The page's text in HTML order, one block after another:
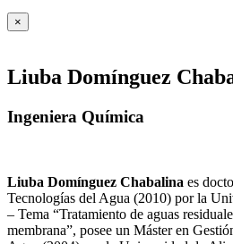
×
Liuba Domínguez
Ingeniera Química
Liuba Domínguez Chabalina es
Tecnologías del Agua (2010) por la
– Tema “Tratamiento de aguas
membrana”, posee un Máster en